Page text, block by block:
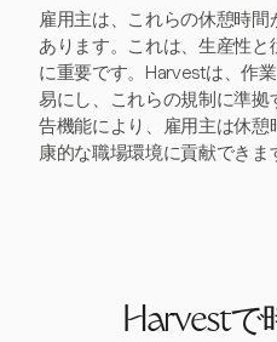
雇用主は、これらの休憩時
あります。これは、生産性
に重要です。Harvestは、作
易にし、これらの規制に準
告機能により、雇用主は休
康的な職場環境に貢献できま
Harvestで